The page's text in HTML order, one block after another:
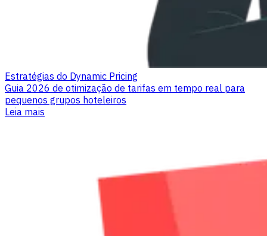
Estratégias do Dynamic Pricing
Guia 2026 de otimização de tarifas em tempo real para
pequenos grupos hoteleiros
Leia mais